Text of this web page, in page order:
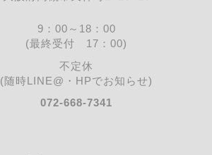
9：00～18：00
(最終受付 17：00)
不定休
(随時LINE@・HPでお知らせ)
072-668-7341